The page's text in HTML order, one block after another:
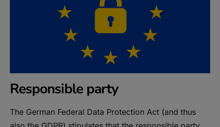
Responsible party
The German Federal Data Protection Act (and thus